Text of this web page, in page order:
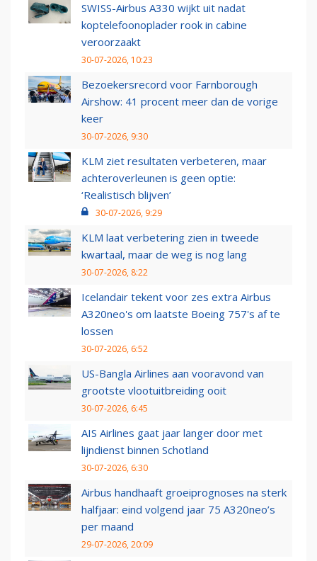
SWISS-Airbus A330 wijkt uit nadat
koptelefoonoplader rook in cabine
veroorzaakt
30-07-2026, 10:23
Bezoekersrecord voor Farnborough
Airshow: 41 procent meer dan de vorige
keer
30-07-2026, 9:30
KLM ziet resultaten verbeteren, maar
achteroverleunen is geen optie:
‘Realistisch blijven’
30-07-2026, 9:29
KLM laat verbetering zien in tweede
kwartaal, maar de weg is nog lang
30-07-2026, 8:22
Icelandair tekent voor zes extra Airbus
A320neo's om laatste Boeing 757's af te
lossen
30-07-2026, 6:52
US-Bangla Airlines aan vooravond van
grootste vlootuitbreiding ooit
30-07-2026, 6:45
AIS Airlines gaat jaar langer door met
lijndienst binnen Schotland
30-07-2026, 6:30
Airbus handhaaft groeiprognoses na sterk
halfjaar: eind volgend jaar 75 A320neo’s
per maand
29-07-2026, 20:09